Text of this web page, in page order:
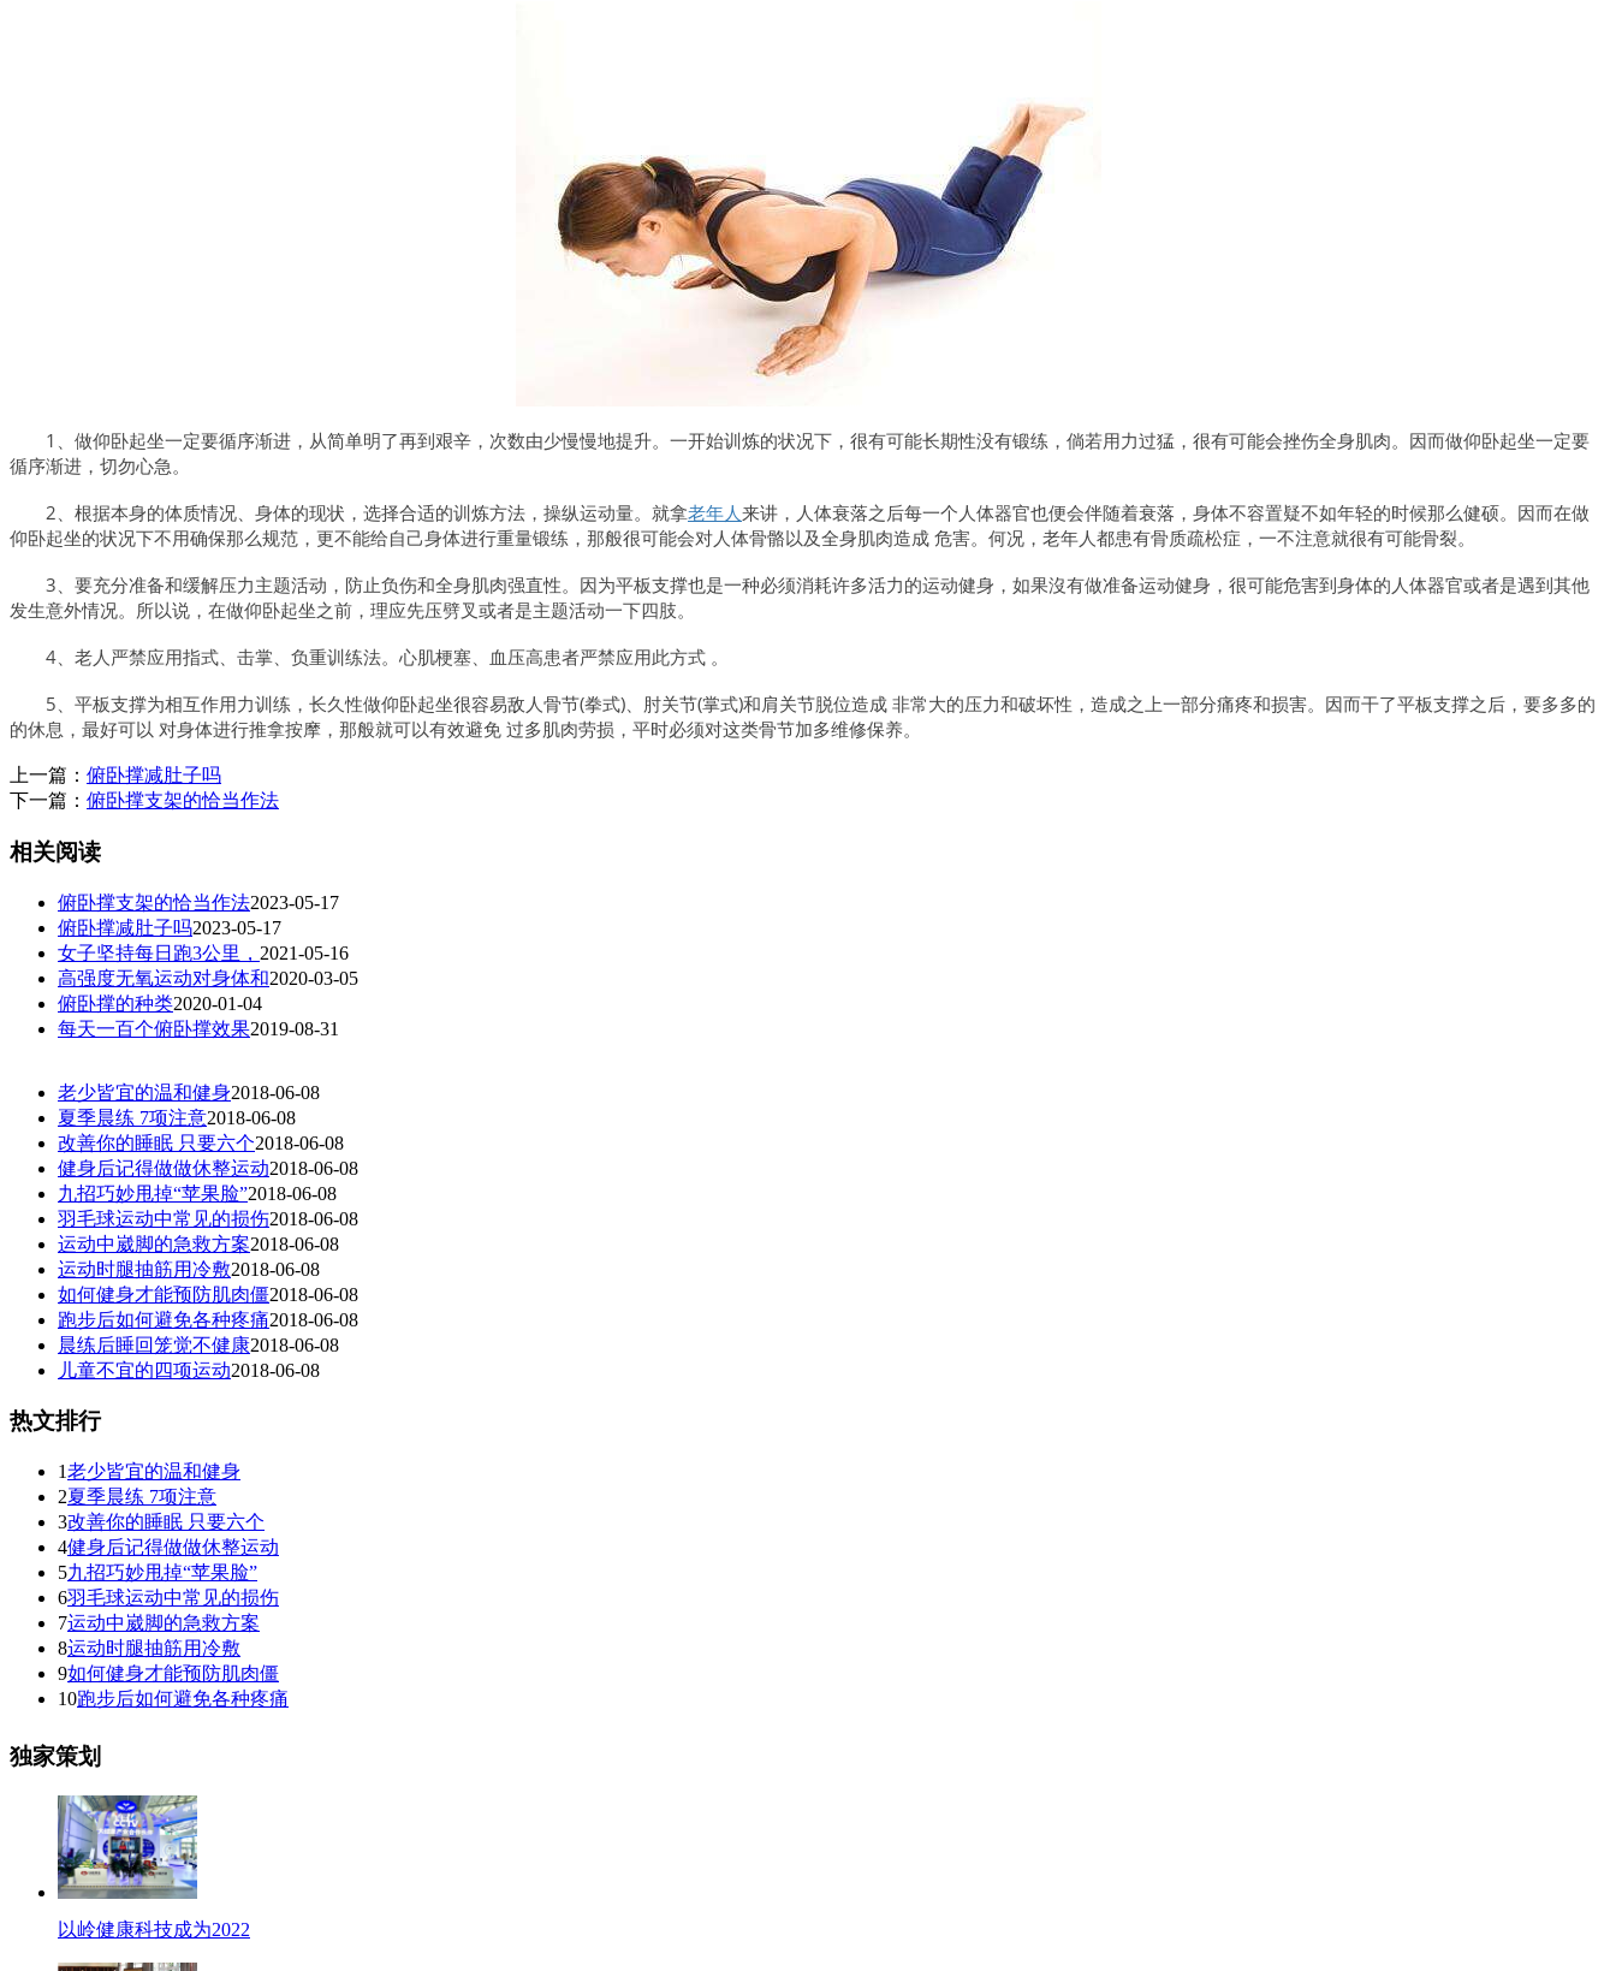
1、做仰卧起坐一定要循序渐进，从简单明了再到艰辛，次数由少慢慢地提升。一开始训炼的状况下，很有可能长期性没有锻练，倘若用力过猛，很有可能会挫伤全身肌肉。因而做仰卧起坐一定要
循序渐进，切勿心急。
2、根据本身的体质情况、身体的现状，选择合适的训炼方法，操纵运动量。就拿老年人来讲，人体衰落之后每一个人体器官也便会伴随着衰落，身体不容置疑不如年轻的时候那么健硕。因而在做
仰卧起坐的状况下不用确保那么规范，更不能给自己身体进行重量锻练，那般很可能会对人体骨骼以及全身肌肉造成 危害。何况，老年人都患有骨质疏松症，一不注意就很有可能骨裂。
3、要充分准备和缓解压力主题活动，防止负伤和全身肌肉强直性。因为平板支撑也是一种必须消耗许多活力的运动健身，如果沒有做准备运动健身，很可能危害到身体的人体器官或者是遇到其他
发生意外情况。所以说，在做仰卧起坐之前，理应先压劈叉或者是主题活动一下四肢。
4、老人严禁应用指式、击掌、负重训练法。心肌梗塞、血压高患者严禁应用此方式 。
5、平板支撑为相互作用力训练，长久性做仰卧起坐很容易敌人骨节(拳式)、肘关节(掌式)和肩关节脱位造成 非常大的压力和破坏性，造成之上一部分痛疼和损害。因而干了平板支撑之后，要多多的
的休息，最好可以 对身体进行推拿按摩，那般就可以有效避免 过多肌肉劳损，平时必须对这类骨节加多维修保养。
上一篇： 俯卧撑减肚子吗
下一篇： 俯卧撑支架的恰当作法
相关阅读
俯卧撑支架的恰当作法2023-05-17
俯卧撑减肚子吗2023-05-17
女子坚持每日跑3公里， 2021-05-16
高强度无氧运动对身体和2020-03-05
俯卧撑的种类2020-01-04
每天一百个俯卧撑效果2019-08-31
老少皆宜的温和健身2018-06-08
夏季晨练 7项注意2018-06-08
改善你的睡眠 只要六个2018-06-08
健身后记得做做休整运动2018-06-08
九招巧妙甩掉“苹果脸”2018-06-08
羽毛球运动中常见的损伤2018-06-08
运动中崴脚的急救方案2018-06-08
运动时腿抽筋用冷敷2018-06-08
如何健身才能预防肌肉僵2018-06-08
跑步后如何避免各种疼痛2018-06-08
晨练后睡回笼觉不健康2018-06-08
儿童不宜的四项运动2018-06-08
热文排行
1老少皆宜的温和健身
2夏季晨练 7项注意
3改善你的睡眠 只要六个
4健身后记得做做休整运动
5九招巧妙甩掉“苹果脸”
6羽毛球运动中常见的损伤
7运动中崴脚的急救方案
8运动时腿抽筋用冷敷
9如何健身才能预防肌肉僵
10跑步后如何避免各种疼痛
独家策划
以岭健康科技成为2022